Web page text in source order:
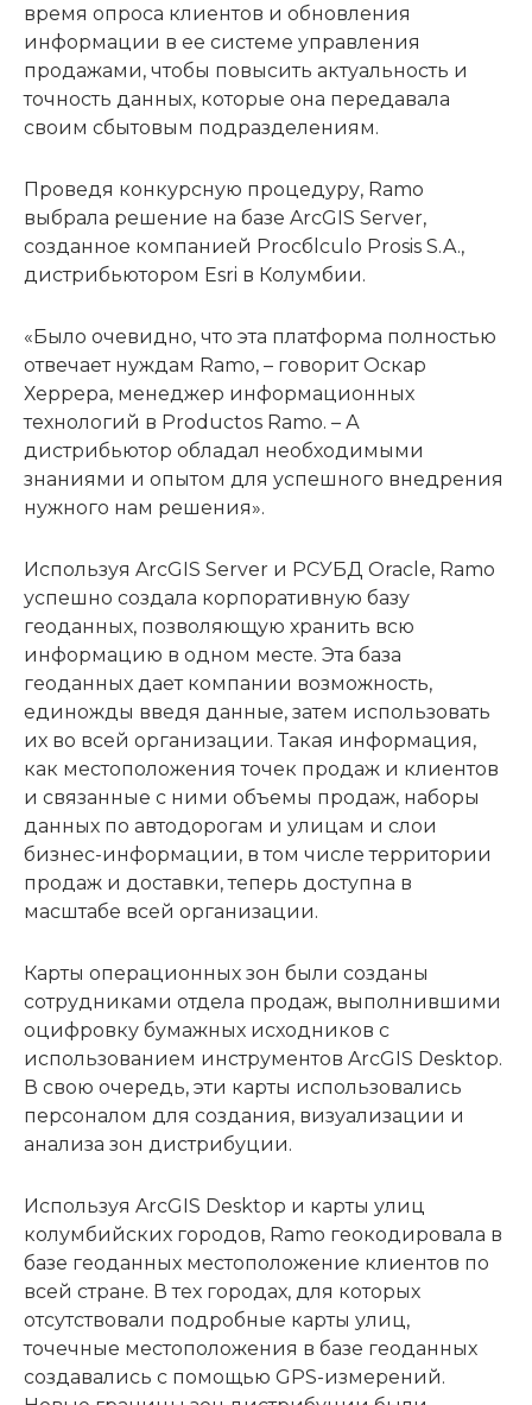
время опроса клиентов и обновления
информации в ее системе управления
продажами, чтобы повысить актуальность и
точность данных, которые она передавала
своим сбытовым подразделениям.
Проведя конкурсную процедуру, Ramo
выбрала решение на базе ArcGIS Server,
созданное компанией Procбlculo Prosis S.A.,
дистрибьютором Esri в Колумбии.
«Было очевидно, что эта платформа полностью
отвечает нуждам Ramo, – говорит Оскар
Херрера, менеджер информационных
технологий в Productos Ramo. – А
дистрибьютор обладал необходимыми
знаниями и опытом для успешного внедрения
нужного нам решения».
Используя ArcGIS Server и РСУБД Oracle, Ramo
успешно создала корпоративную базу
геоданных, позволяющую хранить всю
информацию в одном месте. Эта база
геоданных дает компании возможность,
единожды введя данные, затем использовать
их во всей организации. Такая информация,
как местоположения точек продаж и клиентов
и связанные с ними объемы продаж, наборы
данных по автодорогам и улицам и слои
бизнес-информации, в том числе территории
продаж и доставки, теперь доступна в
масштабе всей организации.
Карты операционных зон были созданы
сотрудниками отдела продаж, выполнившими
оцифровку бумажных исходников с
использованием инструментов ArcGIS Desktop.
В свою очередь, эти карты использовались
персоналом для создания, визуализации и
анализа зон дистрибуции.
Используя ArcGIS Desktop и карты улиц
колумбийских городов, Ramo геокодировала в
базе геоданных местоположение клиентов по
всей стране. В тех городах, для которых
отсутствовали подробные карты улиц,
точечные местоположения в базе геоданных
создавались с помощью GPS-измерений.